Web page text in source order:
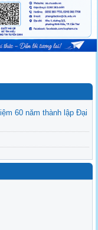
60 năm thành lập Đại
học 2024